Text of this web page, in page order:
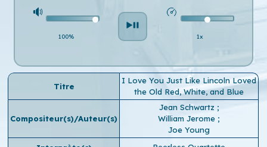
100% 1x
Titre
I Love You Just Like Lincoln Loved
the Old Red, White, and Blue
Compositeur(s)/Auteur(s)
Jean Schwartz ;
William Jerome ;
Joe Young